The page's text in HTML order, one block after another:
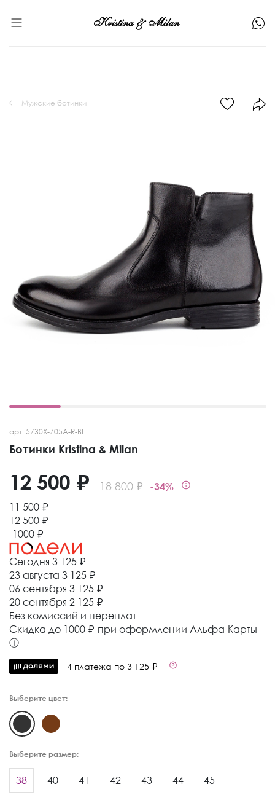
арт. 5730X-705A-R-BL
Ботинки Kristina & Milan
18 800 ₽ -34%
12 500 ₽
11 500 ₽
12 500 ₽
-1000 ₽
Сегодня 3 125 ₽
23 августа 3 125 ₽
06 сентября 3 125 ₽
20 сентября 2 125 ₽
Без комиссий и переплат
Cкидка до 1000 ₽ при оформлении Альфа-Карты
ⓘ
4 платежа по 3 125 ₽
Выберите цвет:
Выберите размер:
38 40 41 42 43 44 45
Мужские ботинки